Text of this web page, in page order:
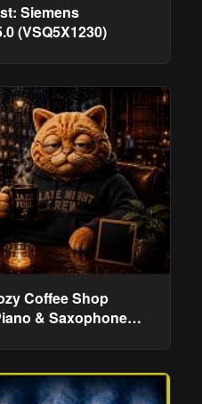
Siemens
(VSQ5X1230)
Coffee Shop
& Saxophone